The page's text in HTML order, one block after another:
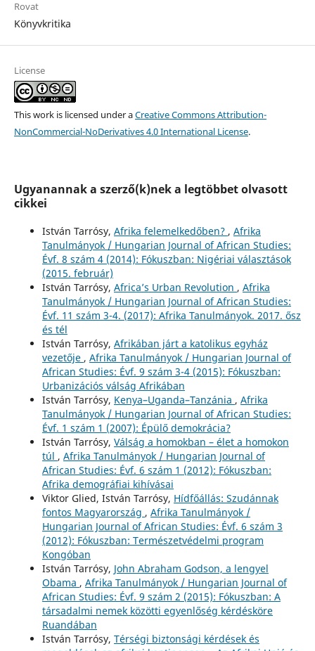
Rovat
Könyvkritika
License
This work is licensed under aCreative Commons Attribution-
NonCommercial-NoDerivatives 4.0 International License.
Ugyanannak a szerző(k)nek a legtöbbet olvasott
cikkei
István Tarrósy, Afrika felemelkedőben? , Afrika
Tanulmányok / Hungarian Journal of African Studies:
Évf. 8 szám 4 (2014): Fókuszban: Nigériai választások
(2015. február)
István Tarrósy, Africa’s Urban Revolution , Afrika
Tanulmányok / Hungarian Journal of African Studies:
Évf. 11 szám 3-4. (2017): Afrika Tanulmányok. 2017. ősz
és tél
István Tarrósy, Afrikában járt a katolikus egyház
vezetője , Afrika Tanulmányok / Hungarian Journal of
African Studies: Évf. 9 szám 3-4 (2015): Fókuszban:
Urbanizációs válság Afrikában
István Tarrósy, Kenya–Uganda–Tanzánia , Afrika
Tanulmányok / Hungarian Journal of African Studies:
Évf. 1 szám 1 (2007): Épülő demokrácia?
István Tarrósy, Válság a homokban – élet a homokon
túl , Afrika Tanulmányok / Hungarian Journal of
African Studies: Évf. 6 szám 1 (2012): Fókuszban:
Afrika demográfiai kihívásai
Viktor Glied, István Tarrósy, Hídfőállás: Szudánnak
fontos Magyarország , Afrika Tanulmányok /
Hungarian Journal of African Studies: Évf. 6 szám 3
(2012): Fókuszban: Természetvédelmi program
Kongóban
István Tarrósy, John Abraham Godson, a lengyel
Obama , Afrika Tanulmányok / Hungarian Journal of
African Studies: Évf. 9 szám 2 (2015): Fókuszban: A
társadalmi nemek közötti egyenlőség kérdésköre
Ruandában
István Tarrósy, Térségi biztonsági kérdések és